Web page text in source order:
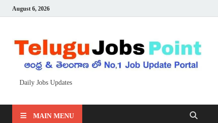
August 6, 2026
Daily Jobs Updates
MAIN MENU